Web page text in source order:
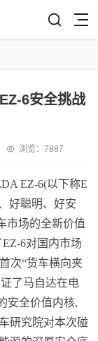
6安全挑战
浏览：7887
EZ-6(以下称E
好聪明、好安
市场的全新价值
6对国内市场
次“货车横向夹
了马自达在电
安全价值内核,
研究院对本次碰